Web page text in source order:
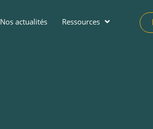
Nos actualités Ressources